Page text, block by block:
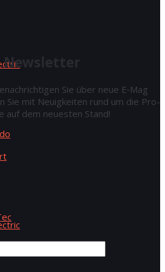
Sie über neue E‑Mag
Sie mit Neu­ig­kei­ten rund um die Pro­
auf dem neu­es­ten Stand!